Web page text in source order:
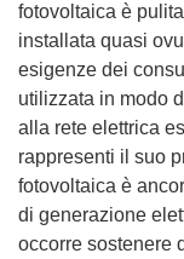
fotovoltaica è
installata quasi
esigenze dei
utilizzata in modo
alla rete elettrica
rappresenti il suo
fotovoltaica è
di generazione
occorre sostenere